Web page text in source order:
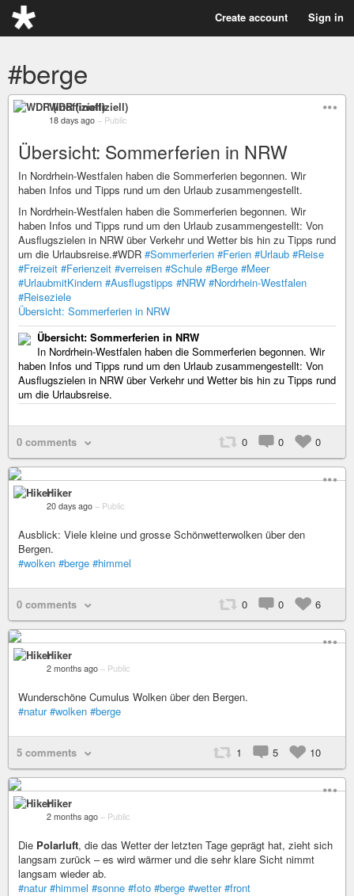
Create account Sign in
#berge
WDR (inoffiziell)
18 days ago – Public
Übersicht: Sommerferien in NRW
In Nordrhein-Westfalen haben die Sommerferien begonnen. Wir
haben Infos und Tipps rund um den Urlaub zusammengestellt.
In Nordrhein-Westfalen haben die Sommerferien begonnen. Wir
haben Infos und Tipps rund um den Urlaub zusammengestellt: Von
Ausflugszielen in NRW über Verkehr und Wetter bis hin zu Tipps rund
um die Urlaubsreise.#WDR #Sommerferien #Ferien #Urlaub #Reise
#Freizeit #Ferienzeit #verreisen #Schule #Berge #Meer
#UrlaubmitKindern #Ausflugstipps #NRW #Nordrhein-Westfalen
#Reiseziele
Übersicht: Sommerferien in NRW
Übersicht: Sommerferien in NRW
In Nordrhein-Westfalen haben die Sommerferien begonnen. Wir
haben Infos und Tipps rund um den Urlaub zusammengestellt: Von
Ausflugszielen in NRW über Verkehr und Wetter bis hin zu Tipps rund
um die Urlaubsreise.
0 comments 0 0 0
Hiker
20 days ago – Public
Ausblick: Viele kleine und grosse Schönwetterwolken über den
Bergen.
#wolken #berge #himmel
0 comments 0 0 6
Hiker
2 months ago – Public
Wunderschöne Cumulus Wolken über den Bergen.
#natur #wolken #berge
5 comments 1 5 10
Hiker
2 months ago – Public
Die Polarluft, die das Wetter der letzten Tage geprägt hat, zieht sich
langsam zurück – es wird wärmer und die sehr klare Sicht nimmt
langsam wieder ab.
#natur #himmel #sonne #foto #berge #wetter #front